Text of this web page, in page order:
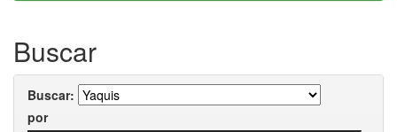
Buscar
Buscar:
por